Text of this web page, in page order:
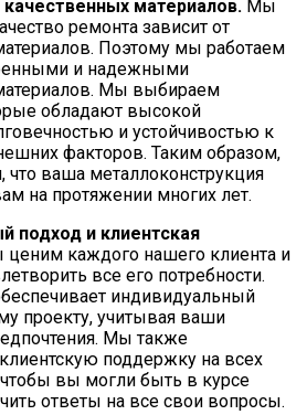
качественных материалов. Мы
ремонта зависит от
Поэтому мы работаем
и надежными
Мы выбираем
обладают высокой
и устойчивостью к
факторов. Таким образом,
что ваша металлоконструкция
на протяжении многих лет.
подход и клиентская
каждого нашего клиента и
все его потребности.
индивидуальный
проекту, учитывая ваши
Мы также
поддержку на всех
чтобы вы могли быть в курсе
ответы на все свои вопросы.